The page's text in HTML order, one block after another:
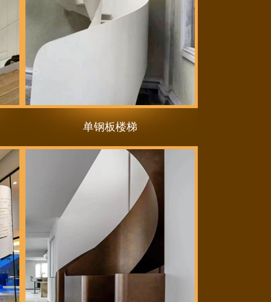
单钢板楼梯